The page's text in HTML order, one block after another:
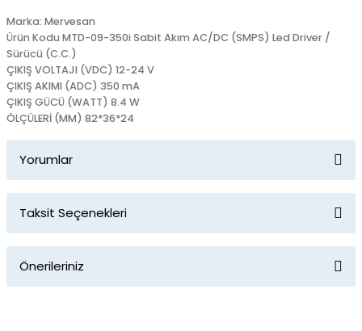
Marka: Mervesan
Ürün Kodu MTD-09-350i Sabit Akım AC/DC (SMPS) Led Driver /
Sürücü (C.C.)
ÇIKIŞ VOLTAJI (VDC) 12-24 V
ÇIKIŞ AKIMI (ADC) 350 mA
ÇIKIŞ GÜCÜ (WATT) 8.4 W
ÖLÇÜLERİ (MM) 82*36*24
Yorumlar
Taksit Seçenekleri
Önerileriniz